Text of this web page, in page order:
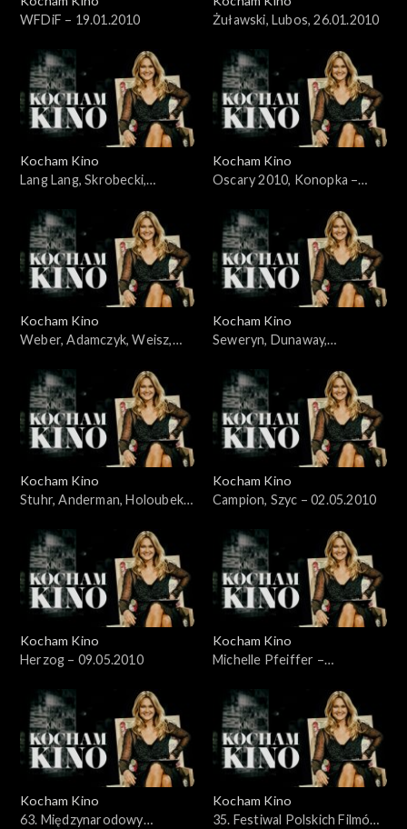
WFDiF – 19.01.2010
Żuławski, Lubos, 26.01.2010
Kocham Kino
Lang Lang, Skrobecki,
Kocham Kino
Oscary 2010, Konopka –
Kocham Kino
Weber, Adamczyk, Weisz,
Kocham Kino
Seweryn, Dunaway,
Kocham Kino
Stuhr, Anderman, Holoubek –
Kocham Kino
Campion, Szyc – 02.05.2010
Kocham Kino
Herzog – 09.05.2010
Kocham Kino
Michelle Pfeiffer –
Kocham Kino
63. Międzynarodowy
Kocham Kino
35. Festiwal Polskich Filmów